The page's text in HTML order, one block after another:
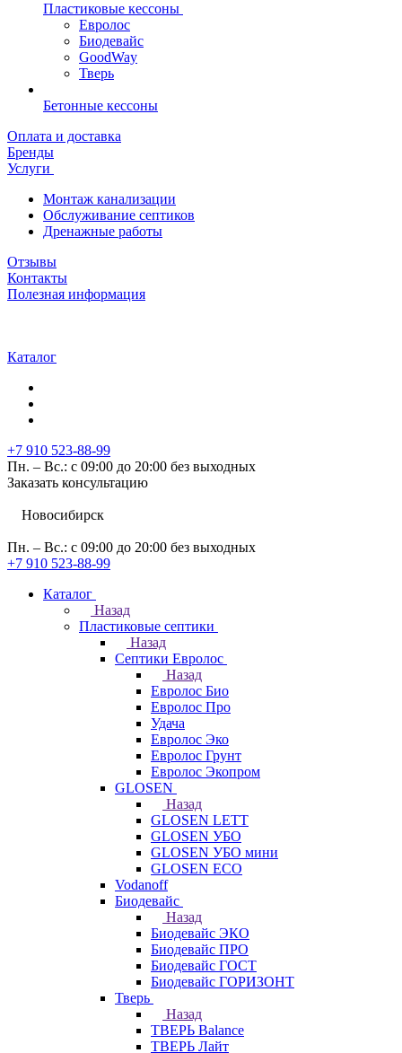
Пластиковые кессоны
Евролос
Биодевайс
GoodWay
Тверь
Бетонные кессоны
Оплата и доставка
Бренды
Услуги
Монтаж канализации
Обслуживание септиков
Дренажные работы
Отзывы
Контакты
Полезная информация
Каталог
+7 910 523-88-99
Пн. – Вс.: с 09:00 до 20:00 без выходных
Заказать консультацию
Новосибирск
Пн. – Вс.: с 09:00 до 20:00 без выходных
+7 910 523-88-99
Каталог
Назад
Пластиковые септики
Назад
Септики Евролос
Назад
Евролос Био
Евролос Про
Удача
Евролос Эко
Евролос Грунт
Евролос Экопром
GLOSEN
Назад
GLOSEN LETT
GLOSEN УБО
GLOSEN УБО мини
GLOSEN ECO
Vodanoff
Биодевайс
Назад
Биодевайс ЭКО
Биодевайс ПРО
Биодевайс ГОСТ
Биодевайс ГОРИЗОНТ
Тверь
Назад
ТВЕРЬ Balance
ТВЕРЬ Лайт